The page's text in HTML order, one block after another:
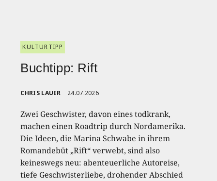
KULTURTIPP
Buchtipp: Rift
CHRIS LAUER 24.07.2026
Zwei Geschwister, davon eines todkrank,
machen einen Roadtrip durch Nordamerika.
Die Ideen, die Marina Schwabe in ihrem
Romandebüt „Rift“ verwebt, sind also
keineswegs neu: abenteuerliche Autoreise,
tiefe Geschwisterliebe, drohender Abschied